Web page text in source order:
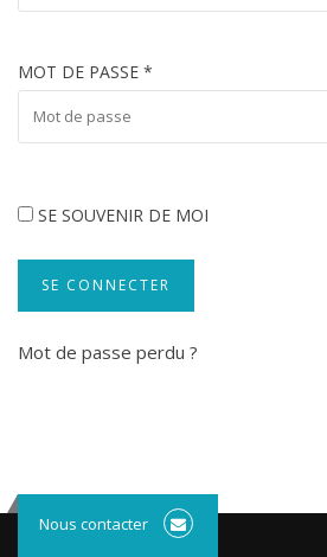
MOT DE PASSE *
SE SOUVENIR DE MOI
SE CONNECTER
Mot de passe perdu ?
Nous contacter